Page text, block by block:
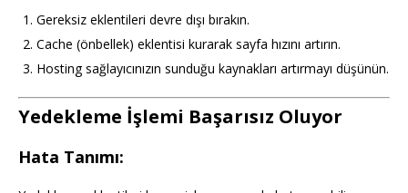
Gereksiz eklentileri devre dışı bırakın.
Cache (önbellek) eklentisi kurarak sayfa hızını artırın.
Hosting sağlayıcınızın sunduğu kaynakları artırmayı düşünün.
Yedekleme İşlemi Başarısız Oluyor
Hata Tanımı: